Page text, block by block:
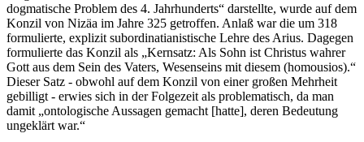
dogmatische Problem des 4. Jahrhunderts“ darstellte, wurde auf dem
Konzil von Nizäa im Jahre 325 getroffen. Anlaß war die um 318
formulierte, explizit subordinatianistische Lehre des Arius. Dagegen
formulierte das Konzil als „Kernsatz: Als Sohn ist Christus wahrer
Gott aus dem Sein des Vaters, Wesenseins mit diesem (homousios).“
Dieser Satz - obwohl auf dem Konzil von einer großen Mehrheit
gebilligt - erwies sich in der Folgezeit als problematisch, da man
damit „ontologische Aussagen gemacht [hatte], deren Bedeutung
ungeklärt war.“